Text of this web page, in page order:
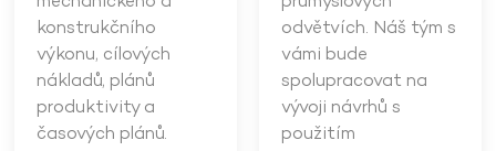
konstrukčního
výkonu, cílových
nákladů, plánů
produktivity a
časových plánů.
odvětvích. Náš tým s
vámi bude
spolupracovat na
vývoji návrhů s
použitím